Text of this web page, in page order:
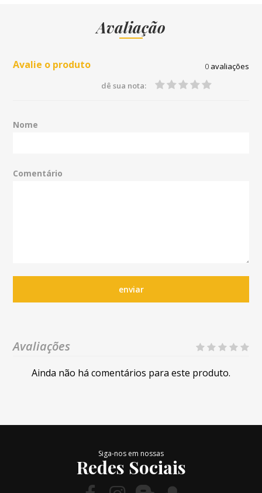
Avaliação
Avalie o produto 0avaliações
dê sua nota:
Nome
Comentário
enviar
Avaliações
Ainda não há comentários para este produto.
Siga-nos em nossas
Redes Sociais